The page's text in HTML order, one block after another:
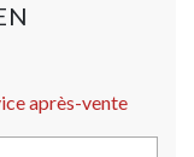
après-vente